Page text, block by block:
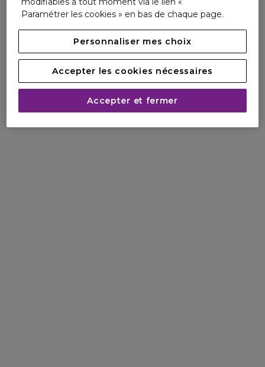
Paramétrer les cookies » en bas de chaque page.
Personnaliser mes choix
Accepter les cookies nécessaires
Accepter et fermer